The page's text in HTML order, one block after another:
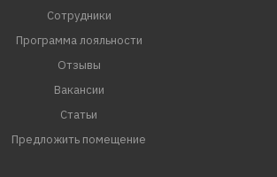
Сотрудники
Программа лояльности
Отзывы
Вакансии
Статьи
Предложить помещение